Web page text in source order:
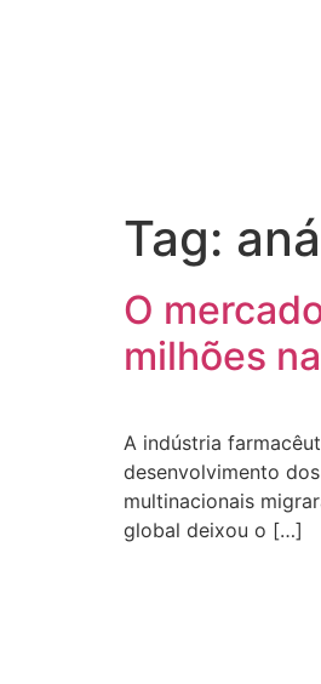
Tag:
O
milhões
A indústria
desenvolvimento
multinacionais
global deixou o […]